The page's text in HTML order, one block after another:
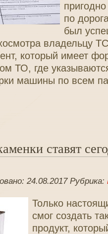
по
был
владельцу
который имеет
ТО, где
машины по всем
ставят
24.08.2017 Рубрика:
Только
смог создать
продукт,